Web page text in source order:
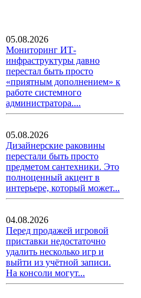
05.08.2026
Мониторинг ИТ-
инфраструктуры давно
перестал быть просто
«приятным дополнением» к
работе системного
администратора....
05.08.2026
Дизайнерские раковины
перестали быть просто
предметом сантехники. Это
полноценный акцент в
интерьере, который может...
04.08.2026
Перед продажей игровой
приставки недостаточно
удалить несколько игр и
выйти из учётной записи.
На консоли могут...